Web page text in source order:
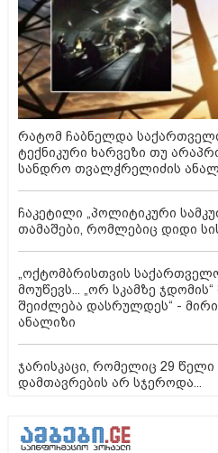
რატომ ჩაბნელდა
ტექნიკური ხარვეზი თუ
სანდრო თვალჭრელიძის
ჩაკეტილი „პოლიტიკური
თამაშები, რომლებიც დიდი
„ოქტომბრისთვის
მოუწევს... „ორ სკამზე
შეიძლება დასრულდეს“ -
ანალიზი
ჯარისკაცი, რომელიც 29
დამთავრების არ სჯეროდა...